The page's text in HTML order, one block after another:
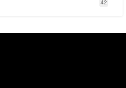
42